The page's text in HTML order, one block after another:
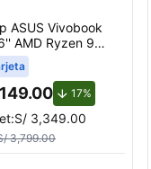
ASUS Vivobook
AMD Ryzen 9
16GB 512GB
RP082W
17%
S/ 3,349.00
3,799.00